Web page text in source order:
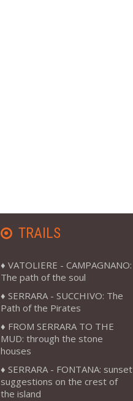
TRAILS
VATOLIERE - CAMPAGNANO:
The path of the soul
SERRARA - SUCCHIVO: The
Path of the Pirates
FROM SERRARA TO THE
MUD: through the stone
houses
SERRARA - FONTANA: sunset
suggestions on the crest of
the island